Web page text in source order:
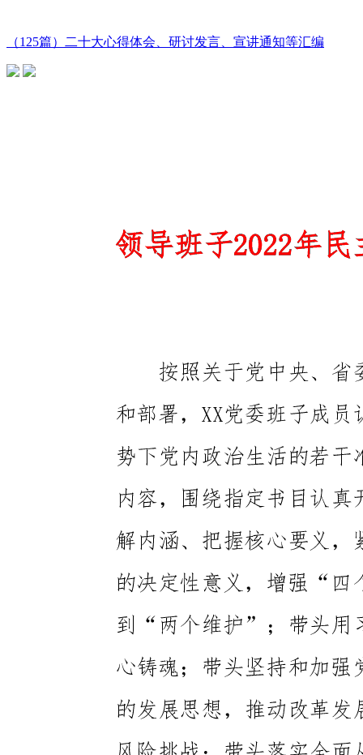
（125篇）二十大心得体会、研讨发言、宣讲通知等汇编